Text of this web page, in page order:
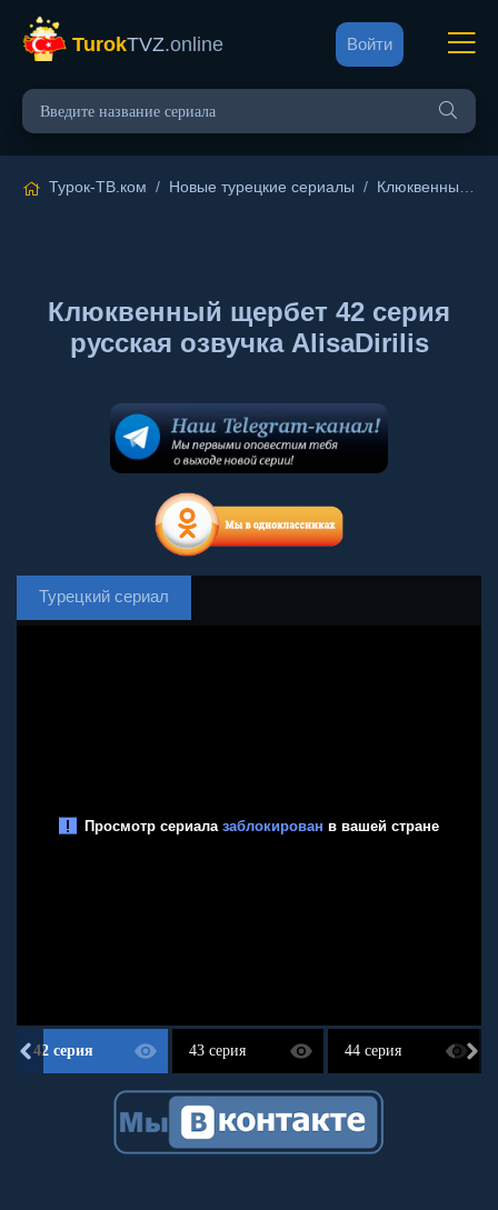
TurokTVZ.online Войти
Турок-ТВ.ком / Новые турецкие сериалы / Клюквенный щербет
Клюквенный щербет 42 серия
русская озвучка AlisaDirilis
Турецкий сериал
42 серия 43 серия 44 серия